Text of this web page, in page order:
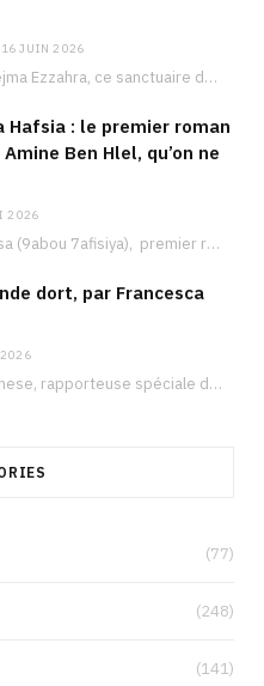
16 JUIN 2026
Le palais d’Ennejma Ezzahra, ce sanctuaire de la musique tunisienne et méditerranéenne construit par le…
Hafsia : le premier roman
Ben Hlel, qu’on ne
2026
Le cave de Hafisa (9abou 7afisiya), premier roman du journaliste tunisien Mohamed Amine Ben Hlel,…
dort, par Francesca
Francesca Albanese, rapporteuse spéciale de l’ONU sur les territoires palestiniens occupés, était à Tunis pour…
(77)
(248)
(141)